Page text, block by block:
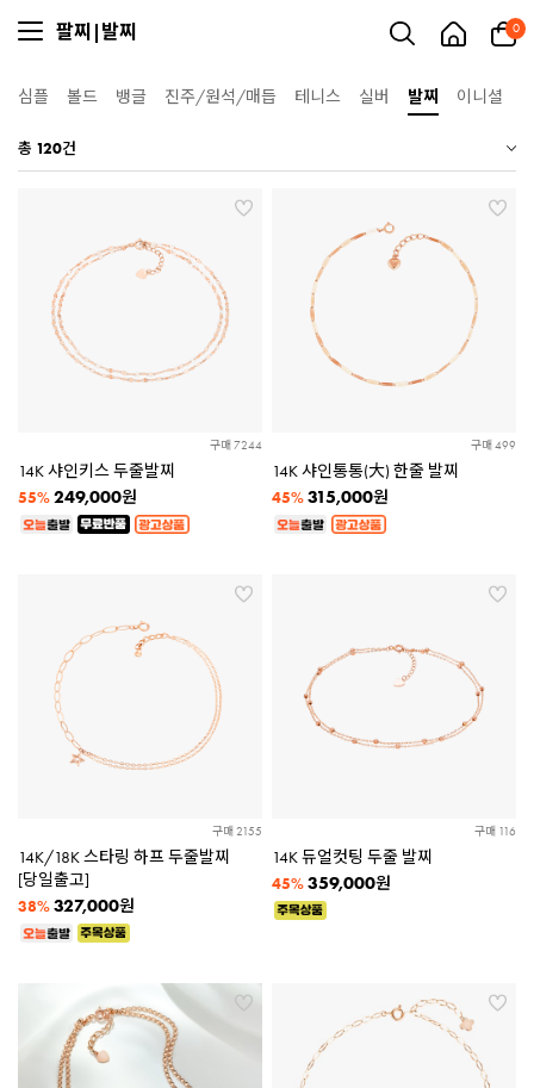
팔찌|발찌 0
심플 볼드 뱅글 진주/원석/매듭 테니스 실버 발찌 이니셜
총 120건
구매 7244
14K 샤인키스 두줄발찌
55% 249,000원
구매 499
14K 샤인통통(大) 한줄 발찌
45% 315,000원
구매 2155
14K/18K 스타링 하프 두줄발찌
[당일출고]
38% 327,000원
구매 116
14K 듀얼컷팅 두줄 발찌
45% 359,000원